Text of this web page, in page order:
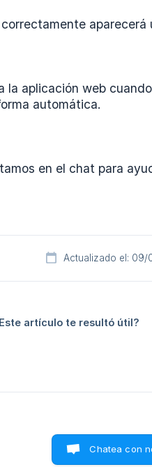
la aplicación web
automática.
en el chat para
Actualizado el: 09/
artículo te resultó útil?
Chatea con